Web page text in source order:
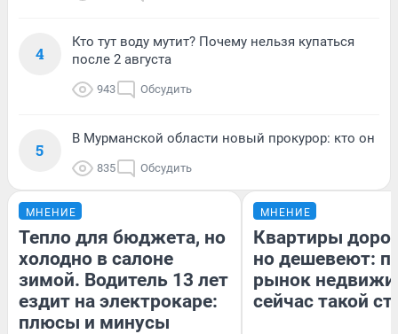
4
Кто тут воду мутит? Почему нельзя купаться
после 2 августа
943 Обсудить
5
В Мурманской области новый прокурор: кто он
835 Обсудить
МНЕНИЕ
Тепло для бюджета, но
холодно в салоне
зимой. Водитель 13 лет
ездит на электрокаре:
плюсы и минусы
МНЕНИЕ
Квартиры
но дешевеют:
рынок
сейчас такой